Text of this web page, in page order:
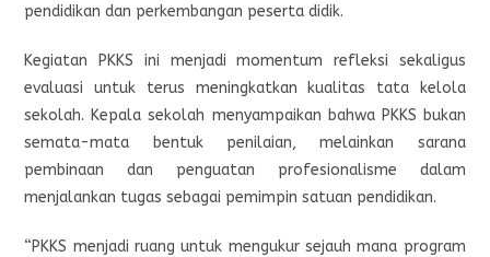
pendidikan dan perkembangan peserta didik.
Kegiatan PKKS ini menjadi momentum refleksi sekaligus
evaluasi untuk terus meningkatkan kualitas tata kelola
sekolah. Kepala sekolah menyampaikan bahwa PKKS bukan
semata-mata bentuk penilaian, melainkan sarana
pembinaan dan penguatan profesionalisme dalam
menjalankan tugas sebagai pemimpin satuan pendidikan.
“PKKS menjadi ruang untuk mengukur sejauh mana program